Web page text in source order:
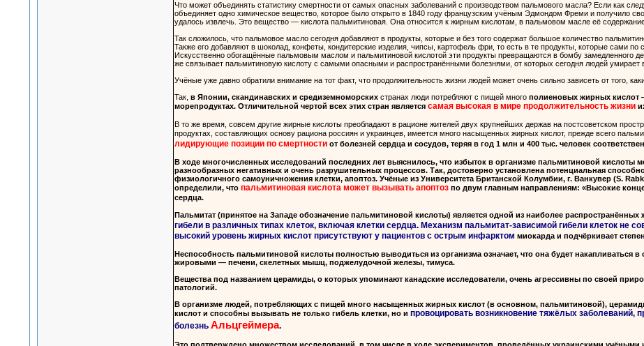
Что может объединять статистику смертности от самых опасных заболеваний с производством пальмового масла? Если как
объединяет одно химическое вещество, которое было открыто в 1840 году французским учёным Эдмондом Фреми и получило
удалось извлечь. Это вещество — кислота пальмитиновая. Она относится к жирным кислотам, в пальмовом масле её содержание
Так сложилось, что пальмовое масло сегодня добавляют в продукты, которые и без того содержат большое количество
Также его добавляют в шоколад, конфеты, кондитерские изделия, чипсы, картофель фри, то есть в те продукты, которые сами
Искусственно обогащённые пальмовым маслом и пальмитиновой кислотой эти продукты превращаются в бомбу замедленного
же связывает пальмитиновую кислоту с самыми опасными и распространёнными болезнями, от которых сегодня людей
Учёные уже давно обратили внимание на тот факт, что продолжительность жизни людей может очень сильно зависеть от того,
Так, в Японии, скандинавских и средиземноморскихстранах люди потребляют с пищей много полиеновых жирных кислот
морепродуктах. Отличительной чертой всех этих стран является самая высокая в мире продолжительность жизни
В то же время, совсем другие жирные кислоты преобладают в рационе жителей двух крупнейших держав на постсоветском
продуктах, составляющих основу рациона россиян и украинцев, имеется много насыщенных жирных кислот, прежде всего
лидирующие позиции по смертностиот болезней сердца и сосудов, теряя в год 1 млн и 400 тыс. человек
В ходе многочисленных исследований последних лет выяснилось, что избыток в организме пальмитиновой
разнообразных негативных и очень разрушительных процессов. Так, достоверно установлена потенциальная
физиологичного самоуничножения клетки, апоптоз. Учёные из Университета Британской Колумбии, г. Ванкувер (S.
определили, что пальмитиновая кислота может вызывать апоптозпо двум главным направлениям: «Высокие
сердца.
Пальмитат (принятое на Западе обозначение пальмитиновой кислоты) является одной из наиболее распространённых
гибели в различных типах клеток, включая клетки сердца. Механизм пальмитат-зависимой гибели клеток не
высокий уровень жирных кислот присутствуют у пациентов с острым инфарктом миокарда и подчёркивает
Неспособность пальмитиновой кислоты полностью выводиться из организма означает, что она будет
жировыми — печени, скелетных мышц, поджелудочной железы, тимуса.
Вещества под названием церамиды, о которых упоминают канадские исследователи, очень агрессивны по своей
патологий.
В организме людей, потребляющих с пищей много насыщенных жирных кислот (в основном, пальмитиновой),
кислот и способны вызывать не только гибель клетки, но и провоцировать возникновение тяжёлых заболеваний,
болезнь Альцгеймера.